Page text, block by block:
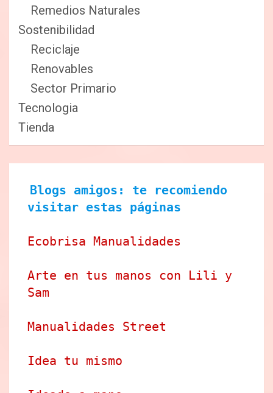
Remedios Naturales
Sostenibilidad
Reciclaje
Renovables
Sector Primario
Tecnologia
Tienda
Blogs amigos: te recomiendo
visitar estas páginas
Ecobrisa Manualidades
Arte en tus manos con Lili y
Sam
Manualidades Street
Idea tu mismo